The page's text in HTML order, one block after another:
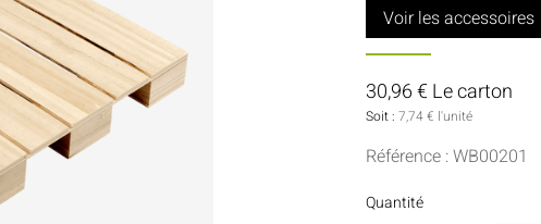
Sauces Et Condiments
Nappes Et Serviettes
Flacons Et Bouteilles
Pâtisserie
Voir les accessoires
30,96 € Le carton
Soit : 7,74 € l'unité
Référence : WB00201
Quantité